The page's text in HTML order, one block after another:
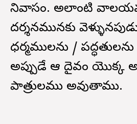
నివాసం. అలాంటి
దర్శనమునకు
ధర్మములను /
అప్పుడే ఆ దైవం యొక్క
పాత్రులము అవుతాము.